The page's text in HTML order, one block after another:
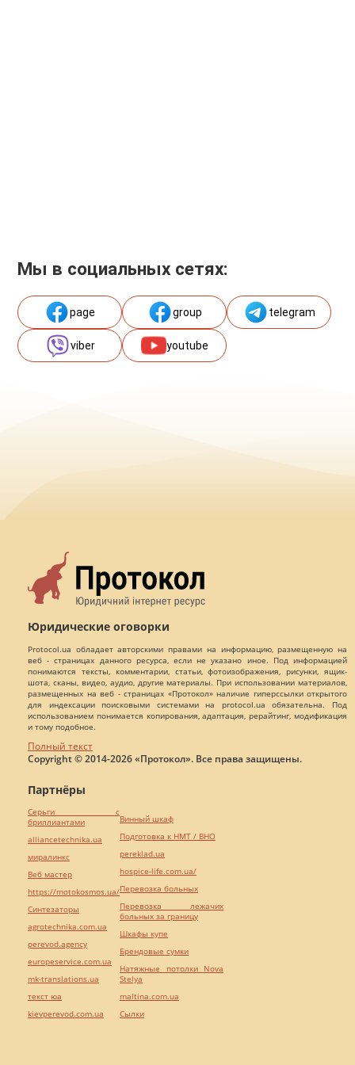
Мы в социальных сетях:
page group telegram
viber youtube
Юридические оговорки
Protocol.ua обладает авторскими правами на информацию, размещенную на
веб - страницах данного ресурса, если не указано иное. Под информацией
понимаются тексты, комментарии, статьи, фотоизображения, рисунки, ящик-
шота, сканы, видео, аудио, другие материалы. При использовании материалов,
размещенных на веб - страницах «Протокол» наличие гиперссылки открытого
для индексации поисковыми системами на protocol.ua обязательна. Под
использованием понимается копирования, адаптация, рерайтинг, модификация
и тому подобное.
Полный текст
Copyright © 2014-2026 «Протокол». Все права защищены.
Партнёры
Серьги с
бриллиантами
alliancetechnika.ua
миралинкс
Веб мастер
https://motokosmos.ua/
Синтезаторы
agrotechnika.com.ua
perevod.agency
europeservice.com.ua
mk-translations.ua
текст юа
kievperevod.com.ua
Винный шкаф
Подготовка к НМТ / ВНО
pereklad.ua
hospice-life.com.ua/
Перевозка больных
Перевозка лежачих
больных за границу
Шкафы купе
Брендовые сумки
Натяжные потолки Nova
Stelya
maltina.com.ua
Cылки